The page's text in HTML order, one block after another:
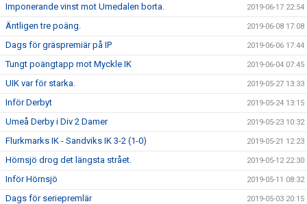
Imponerande vinst mot Umedalen borta. 2019-06-17 22:54
Äntligen tre poäng. 2019-06-08 17:08
Dags för gräspremiär på IP 2019-06-06 17:44
Tungt poängtapp mot Myckle IK 2019-06-04 07:45
UIK var för starka. 2019-05-27 13:33
Inför Derbyt 2019-05-24 13:15
Umeå Derby i Div 2 Damer 2019-05-23 10:32
Flurkmarks IK - Sandviks IK 3-2 (1-0) 2019-05-21 12:23
Hörnsjö drog det längsta strået. 2019-05-12 22:30
Inför Hörnsjö 2019-05-11 08:32
Dags för seriepremlär 2019-05-03 20:15